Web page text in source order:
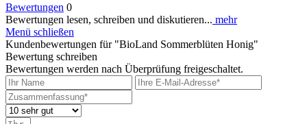
Bewertungen 0
Bewertungen lesen, schreiben und diskutieren... mehr
Menü schließen
Kundenbewertungen für "BioLand Sommerblüten Honig"
Bewertung schreiben
Bewertungen werden nach Überprüfung freigeschaltet.